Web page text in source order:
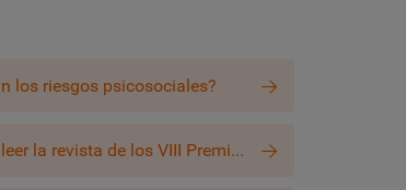
los riesgos psicosociales?
Ya puedes leer la revista de los VIII Premios Escolástico Zaldívar